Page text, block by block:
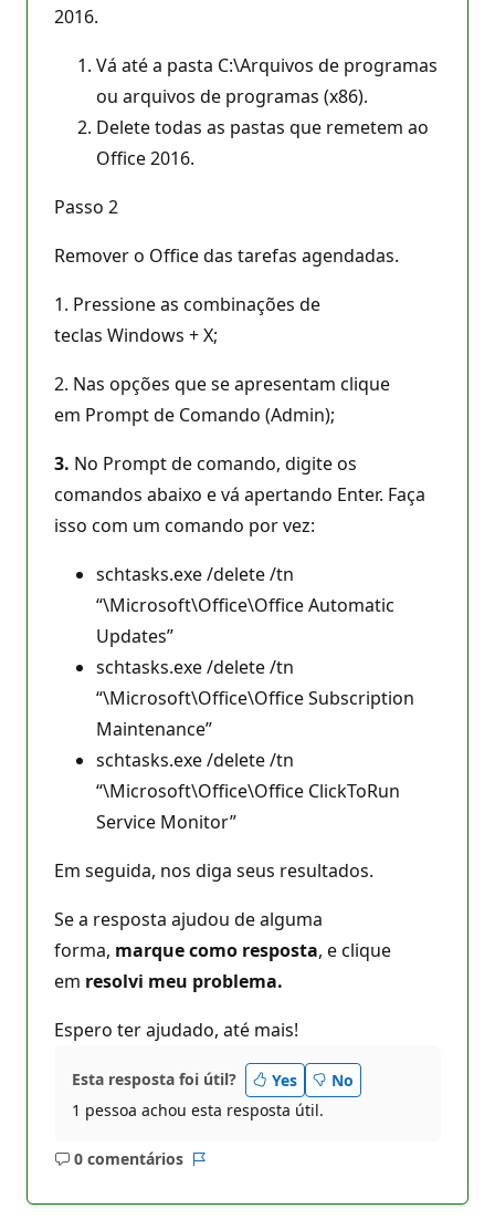
2016.
Vá até a pasta C:\Arquivos de programas
ou arquivos de programas (x86).
Delete todas as pastas que remetem ao
Office 2016.
Passo 2
Remover o Office das tarefas agendadas.
1. Pressione as combinações de
teclas Windows + X;
2. Nas opções que se apresentam clique
em Prompt de Comando (Admin);
3. No Prompt de comando, digite os
comandos abaixo e vá apertando Enter. Faça
isso com um comando por vez:
schtasks.exe /delete /tn
“\Microsoft\Office\Office Automatic
Updates”
schtasks.exe /delete /tn
“\Microsoft\Office\Office Subscription
Maintenance”
schtasks.exe /delete /tn
“\Microsoft\Office\Office ClickToRun
Service Monitor”
Em seguida, nos diga seus resultados.
Se a resposta ajudou de alguma
forma, marque como resposta, e clique
em resolvi meu problema.
Espero ter ajudado, até mais!
Esta resposta foi útil? Yes
No
1 pessoa achou esta resposta útil.
0 comentários
Sem